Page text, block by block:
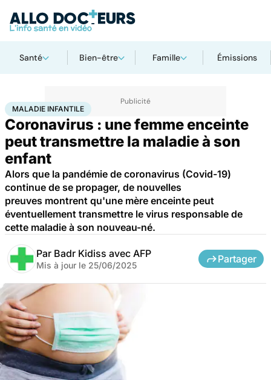
Santé Bien-être Famille Émissions
AccueilFamilleEnfantMaladie infantile
MALADIE INFANTILE
Coronavirus : une femme enceinte
peut transmettre la maladie à son
enfant
Alors que la pandémie de coronavirus (Covid-19)
continue de se propager, de nouvelles
preuves montrent qu'une mère enceinte peut
éventuellement transmettre le virus responsable de
cette maladie à son nouveau-né.
Par Badr Kidiss avec AFP
Mis à jour le 25/06/2025
Partager